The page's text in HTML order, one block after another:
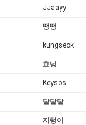
JJaayy
땡땡
kungseok
효닝
Keysos
달달달
지렁이